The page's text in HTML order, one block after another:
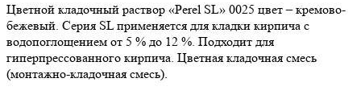
Цветной кладочный раствор «Perel SL» 0025 цвет – кремово-
бежевый. Серия SL применяется для кладки кирпича с
водопоглощением от 5 % до 12 %. Подходит для
гиперпрессованного кирпича. Цветная кладочная смесь
(монтажно-кладочная смесь).